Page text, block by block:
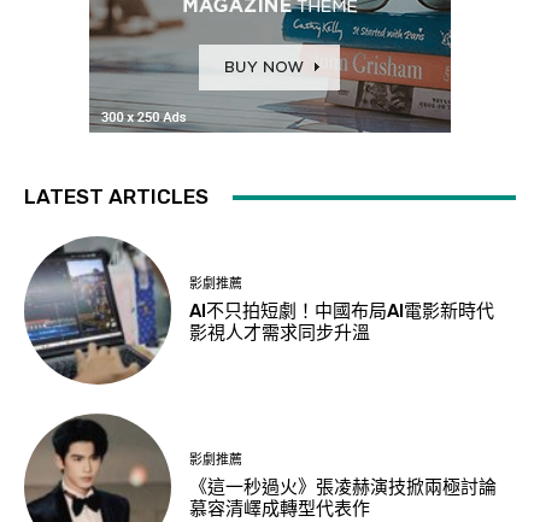
LATEST ARTICLES
影劇推薦
AI不只拍短劇！中國布局AI電影新時代
影視人才需求同步升溫
影劇推薦
《這一秒過火》張凌赫演技掀兩極討論
慕容清嶧成轉型代表作